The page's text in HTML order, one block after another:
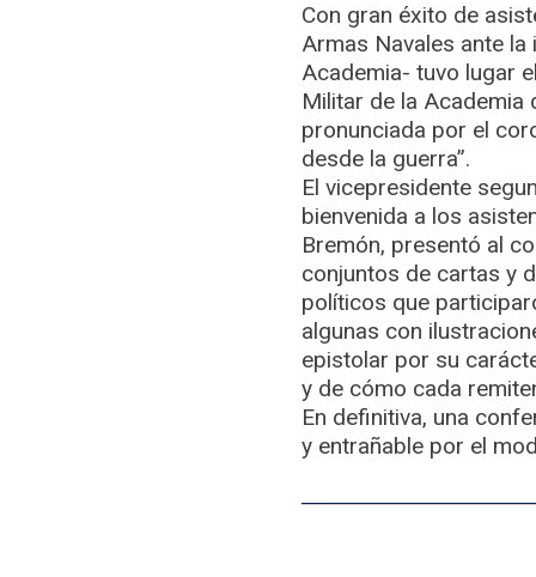
Con gran éxito de
Armas Navales ante
Academia- tuvo lugar
Militar de la Academia
pronunciada por el
desde la guerra”.
El vicepresidente
bienvenida a los
Bremón, presentó al
conjuntos de cartas y
políticos que
algunas con
epistolar por su
y de cómo cada
En definitiva, una
y entrañable por el